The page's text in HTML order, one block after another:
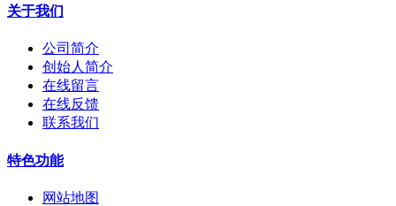
关于我们
公司简介
创始人简介
在线留言
在线反馈
联系我们
特色功能
网站地图